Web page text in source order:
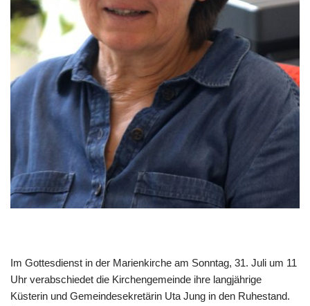
Im Gottesdienst in der Marienkirche am Sonntag, 31. Juli um 11
Uhr verabschiedet die Kirchengemeinde ihre langjährige
Küsterin und Gemeindesekretärin Uta Jung in den Ruhestand.